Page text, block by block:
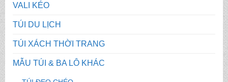
VALI KÉO
TÚI DU LỊCH
TÚI XÁCH THỜI TRANG
MẪU TÚI & BA LÔ KHÁC